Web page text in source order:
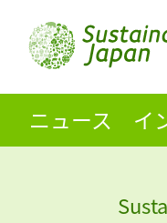
ニュース イ